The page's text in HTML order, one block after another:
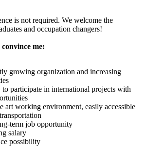
is not required. We welcome the
and occupation changers!
me:
growing organization and increasing
participate in international projects with
art working environment, easily accessible
term job opportunity
salary
possibility